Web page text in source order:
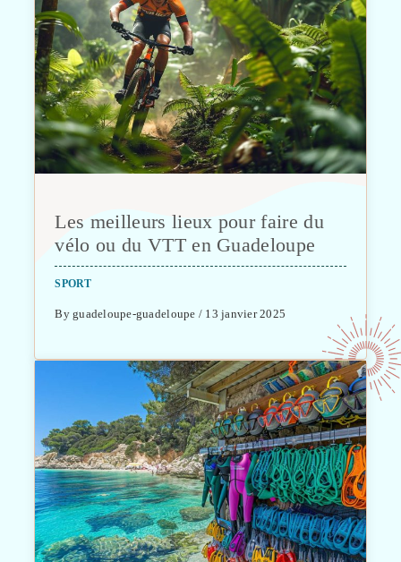
Les meilleurs lieux pour faire du
vélo ou du VTT en Guadeloupe
SPORT
By guadeloupe-guadeloupe / 13 janvier 2025